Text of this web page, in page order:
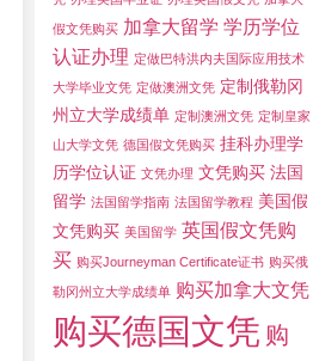
假文凭购买 加拿大留学 学历学位
认证办理 定做巴特洪内夫国际应用技术
大学毕业文凭 定做澳洲文凭 定制俄勒冈
州立大学成绩单 定制澳洲文凭 定制皇家
山大学文凭 德国假文凭购买 挂科办理学
历学位认证 文凭办理 文凭购买 法国
留学 法国留学指南 法国留学教程 美国假
文凭购买 美国留学 英国假文凭购
买 购买Journeyman Certificate证书 购买俄
勒冈州立大学成绩单 购买加拿大文凭
购买德国文凭 购